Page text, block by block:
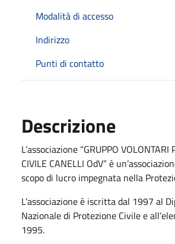
Modalità di accesso
Indirizzo
Punti di contatto
Descrizione
L’associazione “GRUPPO VOLONTARI
CIVILE CANELLI OdV” è
scopo di lucro impegnata nella
L’associazione è iscritta dal 1997 al
Nazionale di Protezione Civile e
1995.